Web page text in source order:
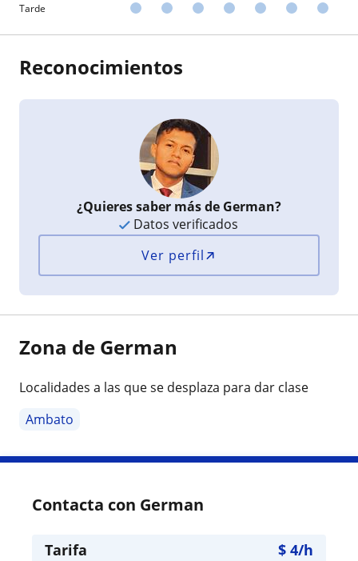
Tarde
Reconocimientos
¿Quieres saber más de German?
Datos verificados
Ver perfil
Zona de German
Localidades a las que se desplaza para dar clase
Ambato
Contacta con German
Tarifa $ 4/h